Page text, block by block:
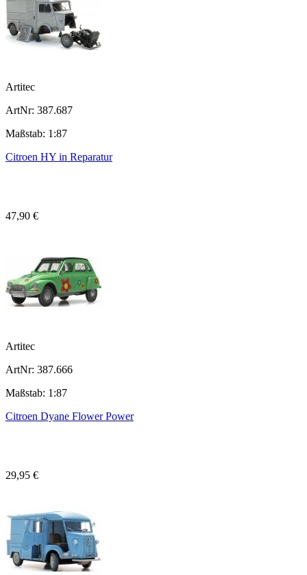
Artitec
ArtNr: 387.687
Maßstab: 1:87
Citroen HY in Reparatur
47,90 €
Artitec
ArtNr: 387.666
Maßstab: 1:87
Citroen Dyane Flower Power
29,95 €